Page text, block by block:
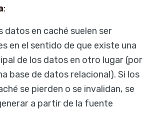
:
datos en caché suelen ser
en el sentido de que existe una
de los datos en otro lugar (por
base de datos relacional). Si los
se pierden o se invalidan, se
a partir de la fuente